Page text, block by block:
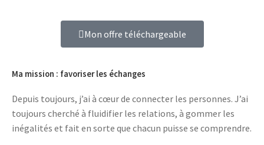
Mon offre téléchargeable
Ma mission : favoriser les échanges
Depuis toujours, j’ai à cœur de connecter les personnes. J’ai
toujours cherché à fluidifier les relations, à gommer les
inégalités et fait en sorte que chacun puisse se comprendre.